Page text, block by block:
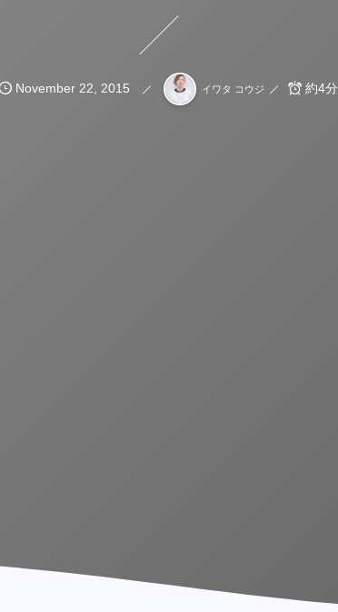
November 22, 2015 イワタ コウジ 約4分